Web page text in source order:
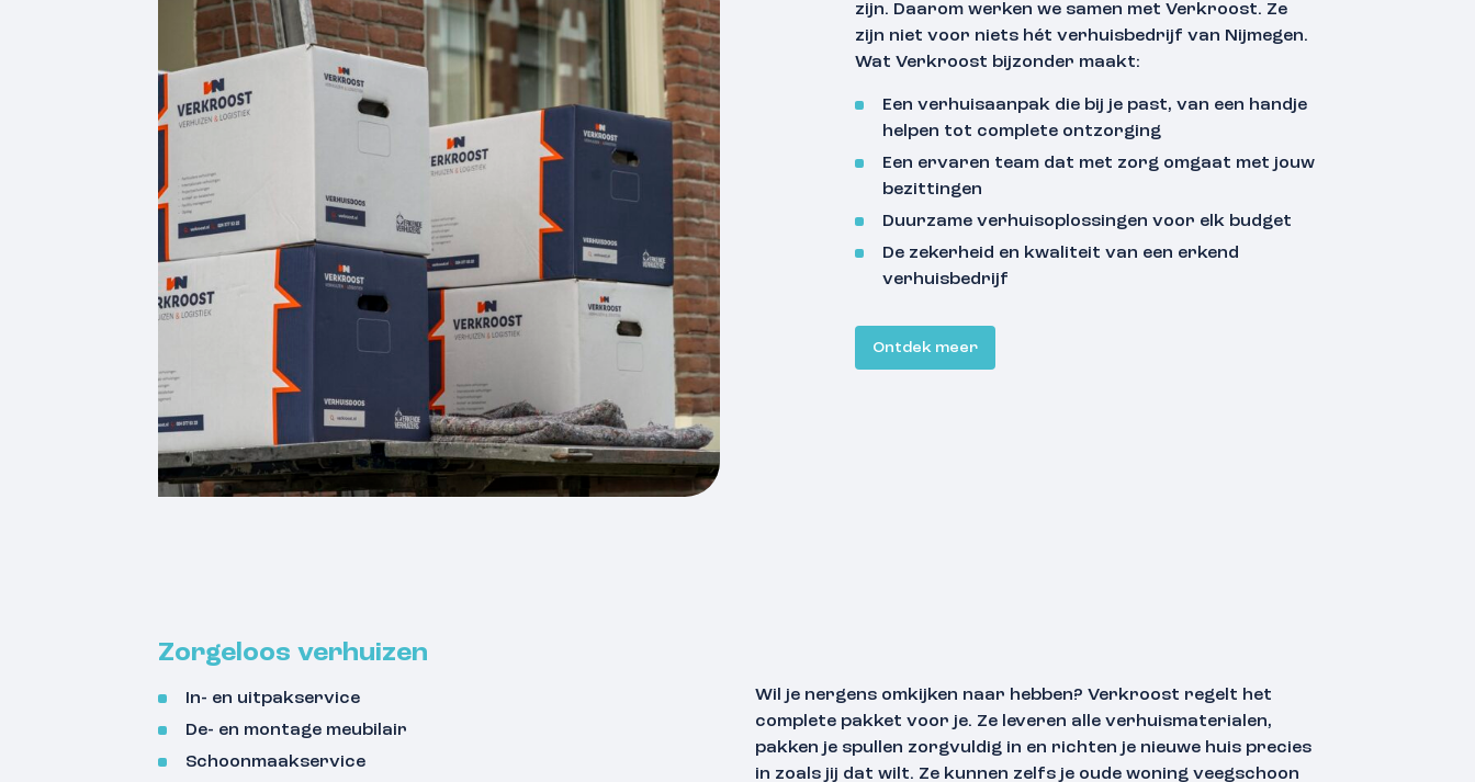
zijn. Daarom werken we samen met Verkroost. Ze
zijn niet voor niets hét verhuisbedrijf van Nijmegen.
Wat Verkroost bijzonder maakt:
Een verhuisaanpak die bij je past, van een handje
helpen tot complete ontzorging
Een ervaren team dat met zorg omgaat met jouw
bezittingen
Duurzame verhuisoplossingen voor elk budget
De zekerheid en kwaliteit van een erkend
verhuisbedrijf
Ontdek meer
Zorgeloos verhuizen
In- en uitpakservice
De- en montage meubilair
Schoonmaakservice
Wil je nergens omkijken naar hebben? Verkroost regelt het
complete pakket voor je. Ze leveren alle verhuismaterialen,
pakken je spullen zorgvuldig in en richten je nieuwe huis precies
in zoals jij dat wilt. Ze kunnen zelfs je oude woning veegschoon